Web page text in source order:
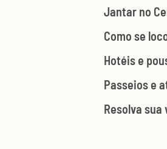
Jantar no
Como se
Hotéis e
Passeios e
Resolva sua